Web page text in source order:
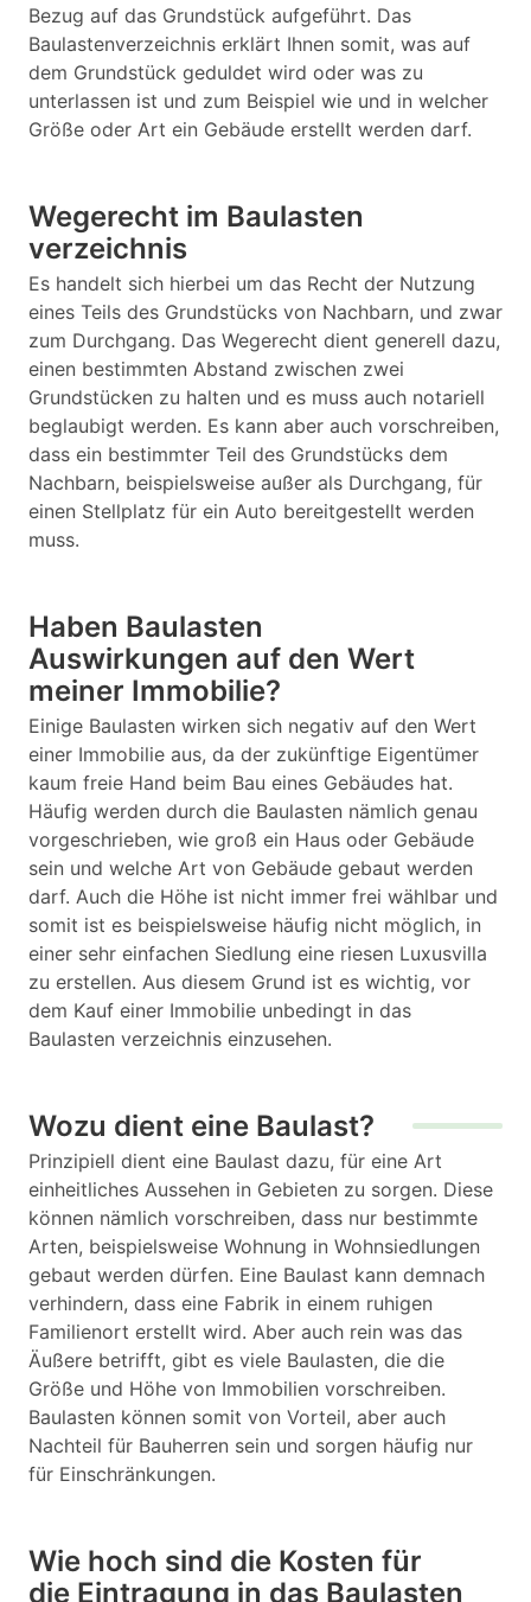
Bezug auf das Grundstück aufgeführt. Das
Baulastenverzeichnis erklärt Ihnen somit, was auf
dem Grundstück geduldet wird oder was zu
unterlassen ist und zum Beispiel wie und in welcher
Größe oder Art ein Gebäude erstellt werden darf.
Wegerecht im Baulasten
verzeichnis
Es handelt sich hierbei um das Recht der Nutzung
eines Teils des Grundstücks von Nachbarn, und zwar
zum Durchgang. Das Wegerecht dient generell dazu,
einen bestimmten Abstand zwischen zwei
Grundstücken zu halten und es muss auch notariell
beglaubigt werden. Es kann aber auch vorschreiben,
dass ein bestimmter Teil des Grundstücks dem
Nachbarn, beispielsweise außer als Durchgang, für
einen Stellplatz für ein Auto bereitgestellt werden
muss.
Haben Baulasten
Auswirkungen auf den Wert
meiner Immobilie?
Einige Baulasten wirken sich negativ auf den Wert
einer Immobilie aus, da der zukünftige Eigentümer
kaum freie Hand beim Bau eines Gebäudes hat.
Häufig werden durch die Baulasten nämlich genau
vorgeschrieben, wie groß ein Haus oder Gebäude
sein und welche Art von Gebäude gebaut werden
darf. Auch die Höhe ist nicht immer frei wählbar und
somit ist es beispielsweise häufig nicht möglich, in
einer sehr einfachen Siedlung eine riesen Luxusvilla
zu erstellen. Aus diesem Grund ist es wichtig, vor
dem Kauf einer Immobilie unbedingt in das
Baulasten verzeichnis einzusehen.
Wozu dient eine Baulast?
Prinzipiell dient eine Baulast dazu, für eine Art
einheitliches Aussehen in Gebieten zu sorgen. Diese
können nämlich vorschreiben, dass nur bestimmte
Arten, beispielsweise Wohnung in Wohnsiedlungen
gebaut werden dürfen. Eine Baulast kann demnach
verhindern, dass eine Fabrik in einem ruhigen
Familienort erstellt wird. Aber auch rein was das
Äußere betrifft, gibt es viele Baulasten, die die
Größe und Höhe von Immobilien vorschreiben.
Baulasten können somit von Vorteil, aber auch
Nachteil für Bauherren sein und sorgen häufig nur
für Einschränkungen.
Wie hoch sind die Kosten für
die Eintragung in das Baulasten